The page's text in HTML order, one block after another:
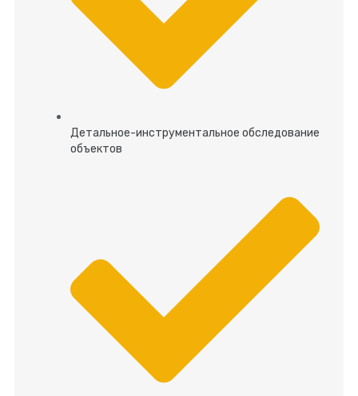
Детальное-инструментальное обследование
объектов